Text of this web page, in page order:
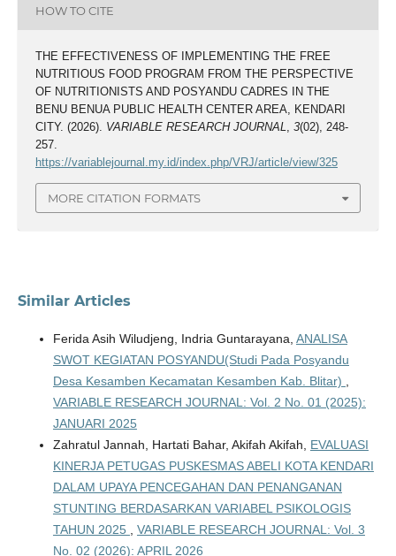
HOW TO CITE
THE EFFECTIVENESS OF IMPLEMENTING THE FREE
NUTRITIOUS FOOD PROGRAM FROM THE PERSPECTIVE
OF NUTRITIONISTS AND POSYANDU CADRES IN THE
BENU BENUA PUBLIC HEALTH CENTER AREA, KENDARI
CITY. (2026). VARIABLE RESEARCH JOURNAL 3(02), 248-
257.
https://variablejournal.my.id/index.php/VRJ/article/view/325
MORE CITATION FORMATS
Similar Articles
Ferida Asih Wiludjeng, Indria Guntarayana, ANALISA
SWOT KEGIATAN POSYANDU(Studi Pada Posyandu
Desa Kesamben Kecamatan Kesamben Kab. Blitar) ,
VARIABLE RESEARCH JOURNAL: Vol. 2 No. 01 (2025):
JANUARI 2025
Zahratul Jannah, Hartati Bahar, Akifah Akifah, EVALUASI
KINERJA PETUGAS PUSKESMAS ABELI KOTA KENDARI
DALAM UPAYA PENCEGAHAN DAN PENANGANAN
STUNTING BERDASARKAN VARIABEL PSIKOLOGIS
TAHUN 2025 , VARIABLE RESEARCH JOURNAL: Vol. 3
No. 02 (2026): APRIL 2026